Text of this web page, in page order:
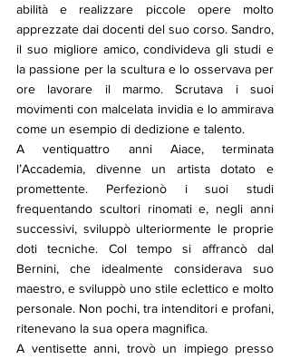
abilità e realizzare piccole opere molto
apprezzate dai docenti del suo corso. Sandro,
il suo migliore amico, condivideva gli studi e
la passione per la scultura e lo osservava per
ore lavorare il marmo. Scrutava i suoi
movimenti con malcelata invidia e lo ammirava
come un esempio di dedizione e talento.
A ventiquattro anni Aiace, terminata
l’Accademia, divenne un artista dotato e
promettente. Perfezionò i suoi studi
frequentando scultori rinomati e, negli anni
successivi, sviluppò ulteriormente le proprie
doti tecniche. Col tempo si affrancò dal
Bernini, che idealmente considerava suo
maestro, e sviluppò uno stile eclettico e molto
personale. Non pochi, tra intenditori e profani,
ritenevano la sua opera magnifica.
A ventisette anni, trovò un impiego presso